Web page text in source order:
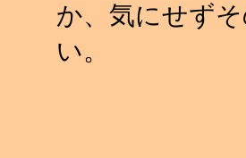
か、気にせず
い。